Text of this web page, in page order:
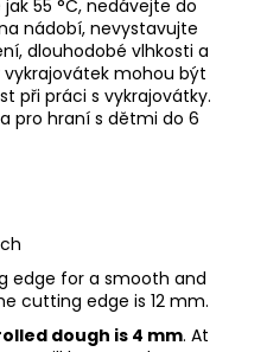
55 °C, nedávejte do
nádobí, nevystavujte
dlouhodobé vlhkosti a
vykrajovátek mohou být
při práci s vykrajovátky.
pro hraní s dětmi do 6
edge for a smooth and
cutting edge is 12 mm.
dough is 4 mm. At